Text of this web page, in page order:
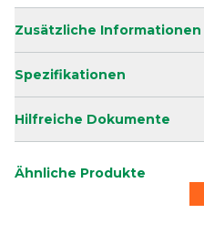
Zusätzliche Informationen
Spezifikationen
Hilfreiche Dokumente
Ähnliche Produkte